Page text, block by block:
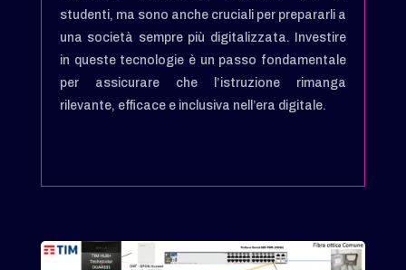
studenti, ma sono anche cruciali per prepararli a
una società sempre più digitalizzata. Investire
in queste tecnologie è un passo fondamentale
per assicurare che l’istruzione rimanga
rilevante, efficace e inclusiva nell’era digitale.